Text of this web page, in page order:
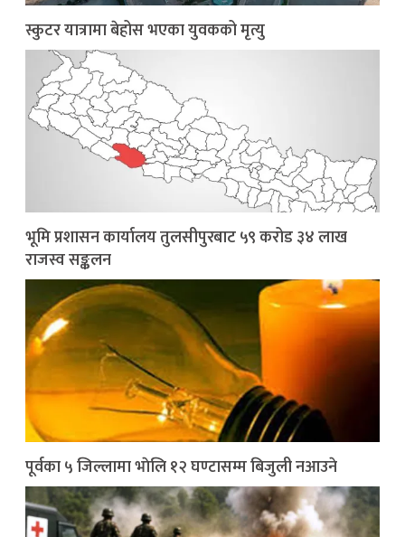
स्कुटर यात्रामा बेहोस भएका युवकको मृत्यु
भूमि प्रशासन कार्यालय तुलसीपुरबाट ५९ करोड ३४ लाख
राजस्व सङ्कलन
पूर्वका ५ जिल्लामा भाेलि १२ घण्टासम्म बिजुली नआउने